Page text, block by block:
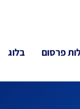
פרסום בלוג